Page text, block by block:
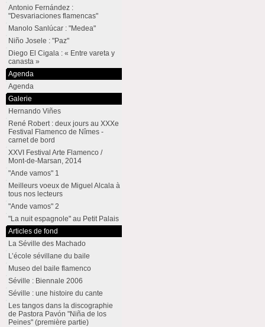
Antonio Fernández :
"Desvariaciones flamencas"
Manolo Sanlúcar : "Medea"
Niño Josele : "Paz"
Diego El Cigala : « Entre vareta y
canasta »
Agenda
Agenda
Galerie
Hernando Viñes
René Robert : deux jours au XXXe
Festival Flamenco de Nîmes -
carnet de bord
XXVI Festival Arte Flamenco /
Mont-de-Marsan, 2014
"Ande vamos" 1
Meilleurs voeux de Miguel Alcala à
tous nos lecteurs
"Ande vamos" 2
"La nuit espagnole" au Petit Palais
Articles de fond
La Séville des Machado
L’école sévillane du baile
Museo del baile flamenco
Séville : Biennale 2006
Séville : une histoire du cante
Les tangos dans la discographie
de Pastora Pavón "Niña de los
Peines" (première partie)